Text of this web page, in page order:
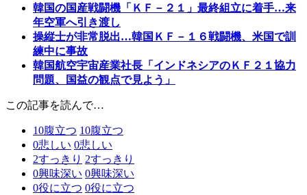
韓国の国産戦闘機「ＫＦ－２１」最終組立に着手…来
年空軍へ引き渡し
操縦士が非常脱出…韓国ＫＦ－１６戦闘機、米国で訓
練中に事故
韓国航空宇宙産業社長「インドネシアのＫＦ２１協力
問題、国益の観点で見よう」
この記事を読んで…
10腹立つ 10腹立つ
0悲しい 0悲しい
2すっきり 2すっきり
0興味深い 0興味深い
0役に立つ 0役に立つ